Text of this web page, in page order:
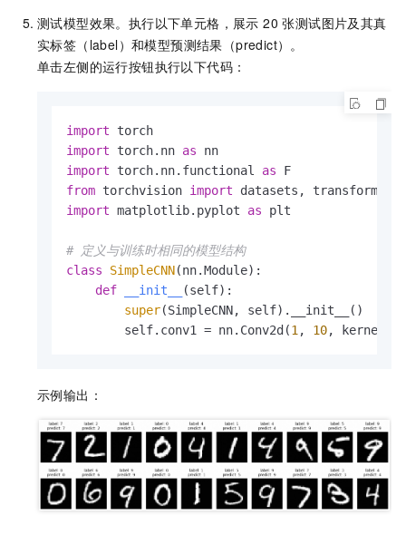
测试模型效果。执行以下单元格，展示 20 张测试图片及其真
实标签（label）和模型预测结果（predict）。
单击左侧的运行按钮执行以下代码：
import
import torch.nn as
import torch.nn.functional as
from torchvision import
import matplotlib.pyplot as plt
# 定义与训练时相同的模型结构
class
SimpleCNN(nn.Module):
def
__init__ (self):
super(SimpleCNN, self).__init__()
        self.conv1 = nn.Conv2d(
1, 10,
示例输出：